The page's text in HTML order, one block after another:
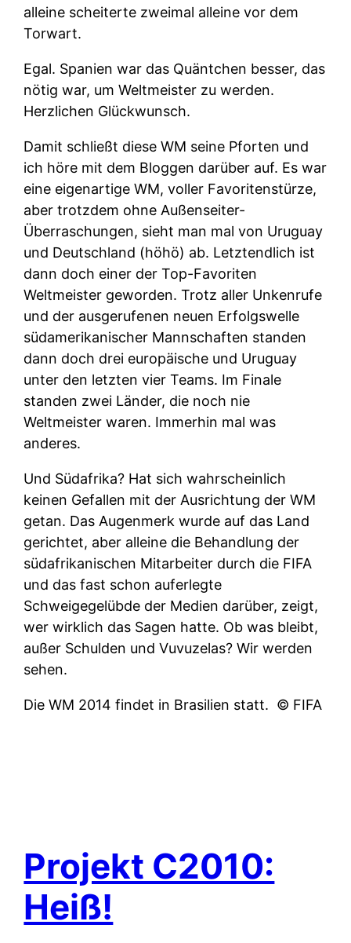
alleine scheiterte zweimal alleine vor dem
Torwart.
Egal. Spanien war das Quäntchen besser, das
nötig war, um Weltmeister zu werden.
Herzlichen Glückwunsch.
Damit schließt diese WM seine Pforten und
ich höre mit dem Bloggen darüber auf. Es war
eine eigenartige WM, voller Favoritenstürze,
aber trotzdem ohne Außenseiter-
Überraschungen, sieht man mal von Uruguay
und Deutschland (höhö) ab. Letztendlich ist
dann doch einer der Top-Favoriten
Weltmeister geworden. Trotz aller Unkenrufe
und der ausgerufenen neuen Erfolgswelle
südamerikanischer Mannschaften standen
dann doch drei europäische und Uruguay
unter den letzten vier Teams. Im Finale
standen zwei Länder, die noch nie
Weltmeister waren. Immerhin mal was
anderes.
Und Südafrika? Hat sich wahrscheinlich
keinen Gefallen mit der Ausrichtung der WM
getan. Das Augenmerk wurde auf das Land
gerichtet, aber alleine die Behandlung der
südafrikanischen Mitarbeiter durch die FIFA
und das fast schon auferlegte
Schweigegelübde der Medien darüber, zeigt,
wer wirklich das Sagen hatte. Ob was bleibt,
außer Schulden und Vuvuzelas? Wir werden
sehen.
Die WM 2014 findet in Brasilien statt. © FIFA
Projekt C2010:
Heiß!